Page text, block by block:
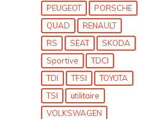
PEUGEOT
PORSCHE
QUAD
RENAULT
RS
SEAT
SKODA
Sportive
TDCI
TDI
TFSI
TOYOTA
TSI
utilitaire
VOLKSWAGEN